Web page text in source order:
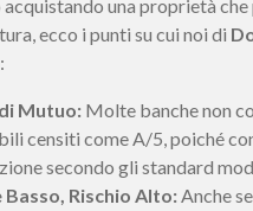
acquistando una proprietà che
ecco i punti su cui noi di
Mutuo: Molte banche non
censiti come A/5, poiché
secondo gli standard
Basso, Rischio Alto:Anche